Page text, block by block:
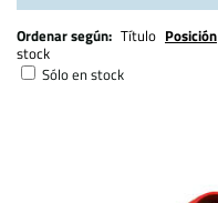
Ordenar según: Título Posición
stock
Sólo en stock